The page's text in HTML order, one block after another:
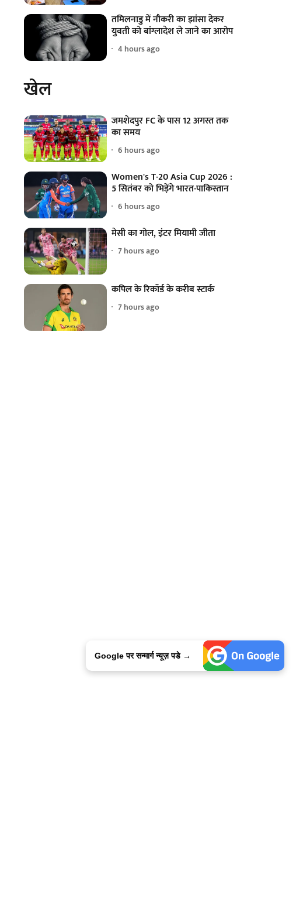
तमिलनाडु में नौकरी का झांसा देकर
युवती को बांग्लादेश ले जाने का आरोप
4 hours ago
खेल
जमशेदपुर FC के पास 12 अगस्त तक
का समय
6 hours ago
Women's T-20 Asia Cup 2026 :
5 सितंबर को भिड़ेंगे भारत-पाकिस्तान
6 hours ago
मेसी का गोल, इंटर मियामी जीता
7 hours ago
कपिल के रिकॉर्ड के करीब स्टार्क
7 hours ago
Google पर सन्मार्ग न्यूज़ पडे →